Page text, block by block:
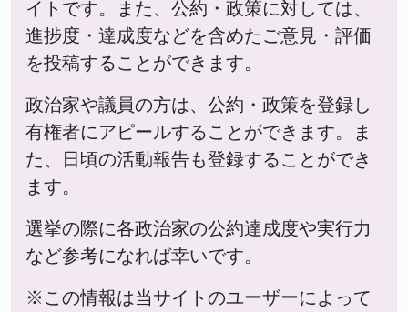
イトです。また、公約・政策に対しては、
進捗度・達成度などを含めたご意見・評価
を投稿することができます。
政治家や議員の方は、公約・政策を登録し
有権者にアピールすることができます。ま
た、日頃の活動報告も登録することができ
ます。
選挙の際に各政治家の公約達成度や実行力
など参考になれば幸いです。
※この情報は当サイトのユーザーによって